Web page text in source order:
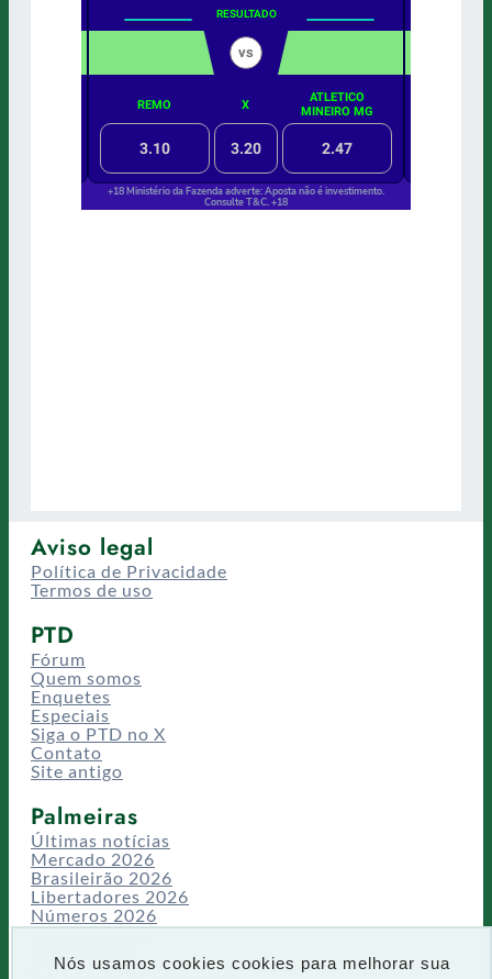
Nós usamos cookies cookies para melhorar sua
Aviso legal
Política de Privacidade
Termos de uso
PTD
Fórum
Quem somos
Enquetes
Especiais
Siga o PTD no X
Contato
Site antigo
Palmeiras
Últimas notícias
Mercado 2026
Brasileirão 2026
Libertadores 2026
Números 2026
Campeonatos
CT/Centro de Excelência